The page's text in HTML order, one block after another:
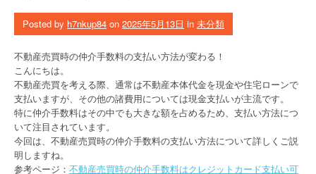
Posted by h7nkup84 on 2025年5月13日 in 未分類
不動産売買時の仲介手数料の支払い方法が変わる！
こんにちは。
不動産売買を考える際、通常は不動産本体代金を現金や住宅ローンで
支払いますが、その他の諸費用については現金支払いが主流です。
特に仲介手数料はその中でも大きな額を占めるため、支払い方法につ
いて注目されています。
今回は、不動産売買時の仲介手数料の支払い方法について詳しくご説
明しますね。
参考ページ： 不動産売買時の仲介手数料はクレジットカード支払い可